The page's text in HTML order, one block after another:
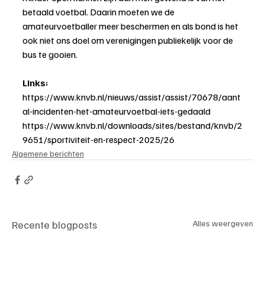
betaald voetbal. Daarin moeten we de
amateurvoetballer meer beschermen en als bond is het
ook niet ons doel om verenigingen publiekelijk voor de
bus te gooien.
Links:
https://www.knvb.nl/nieuws/assist/assist/70678/aant
al-incidenten-het-amateurvoetbal-iets-gedaald
https://www.knvb.nl/downloads/sites/bestand/knvb/2
9651/sportiviteit-en-respect-2025/26
Algemene berichten
Recente blogposts Alles weergeven